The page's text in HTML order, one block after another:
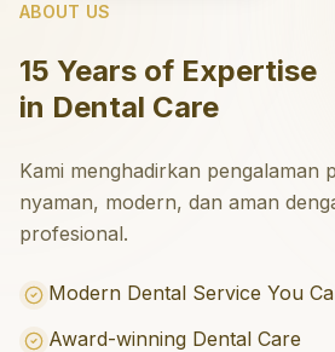
ABOUT US
15 Years of Expertise
in Dental Care
Kami menghadirkan pengalaman
nyaman, modern, dan aman
profesional.
Modern Dental Service You
Award-winning Dental Care